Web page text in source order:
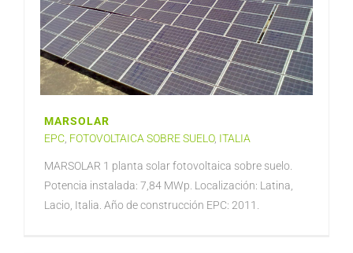
MARSOLAR
EPC FOTOVOLTAICA SOBRE SUELO, ITALIA
MARSOLAR 1 planta solar fotovoltaica sobre suelo.
Potencia instalada: 7,84 MWp. Localización: Latina,
Lacio, Italia. Año de construcción EPC: 2011.